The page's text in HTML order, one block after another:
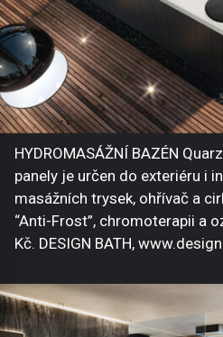
HYDROMASÁŽNÍ BAZÉN
panely je určen do exteriéru i
masážních trysek, ohřívač a
“Anti-Frost”, chromoterapii a
Kč. DESIGN BATH,